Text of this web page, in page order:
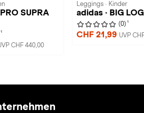
SUPRA
1
CHF 440,00
Leggings · Kinder
adidas · BIG
(0) 1
CHF 21,99 UVP